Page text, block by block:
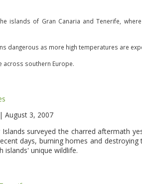
islands of Gran Canaria and Tenerife,
dangerous as more high temperatures are
across southern Europe.
August 3, 2007
surveyed the charred aftermath
days, burning homes and
unique wildlife.